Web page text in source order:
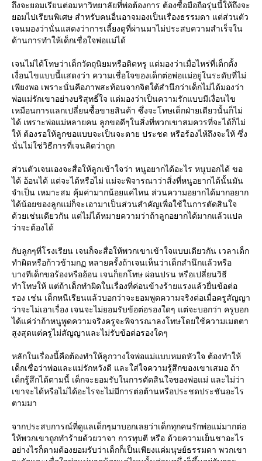
ถึงจะยอมเรียนต่อมหาวิทยาลัยที่พ่อต้องการ ต้องซื้อมือถือรุ่นนี้ให้ถึงจะ
อมไปเรียนพิเศษ สำหรับคนอื่นอาจมองเป็นเรื่องธรรมดา แต่ส่วนตัว
เจนมองว่านั่นแสดงว่าการเลี้ยงดูที่ผ่านมาไม่ประสบความสำเร็จใน
ด้านการทำให้เด็กเชื่อใจพ่อแม่ได้
เจนไม่ได้โทษว่าเด็กวัตถุนิยมหรือติดหรู แต่มองว่าเมื่อไหร่ที่เด็กตั้ง
เงื่อนไขแบบนี้แสดงว่า ความเชื่อใจของเด็กต่อพ่อแม่อยู่ในระดับที่ไม่
เพียงพอ เพราะนั่นคือภาพสะท้อนจากจิตใต้สำนึกว่าเด็กไม่ได้มองว่า
พ่อแม่รักเขาอย่างบริสุทธิ์ใจ แต่มองว่าเป็นความรักแบบมีเงื่อนไข
เหมือนการแลกเปลี่ยนซื้อขายสินค้า ซึ่งจะโทษเด็กฝ่ายเดียวนั้นก็ไม่
ได้ เพราะพ่อแม่หลายคน ลูกขอดีๆในสิ่งที่พวกเขาสมควรที่จะได้ก็ไม่
ห้ ต้องรอให้ลูกขอแบบจะเป็นจะตาย ประชด หรือร้องไห้ถึงจะให้ ซึ่ง
นั่นไม่ใช่วิธีการที่เจนคิดว่าถูก
ส่วนตัวเจนเองจะสื่อให้ลูกเข้าใจว่า หนูอยากได้อะไร หนูบอกได้ ขอ
ได้ อ้อนได้ แต่จะได้หรือไม่ แม่จะพิจารณาว่าสิ่งที่หนูอยากได้นั้นมัน
จำเป็น เหมาะสม คุ้มค่ามากน้อยแค่ไหน ส่วนความอยากได้มากอยาก
ได้น้อยของลูกแม่ก็จะเอามาเป็นส่วนสำคัญเพื่อใช้ในการตัดสินใจ
ด้วยเช่นเดียวกัน แต่ไม่ได้หมายความว่าถ้าลูกอยากได้มากแล้วแปล
ว่าจะต้องได้
กับลูกๆที่โรงเรียน เจนก็จะสื่อให้พวกเขาเข้าใจแบบเดียวกัน เวลาเด็ก
ทำผิดหรือก้าวข้ามกฏ หลายครั้งถ้าเจนเห็นว่าเด็กสำนึกแล้วหรือ
บางทีเด็กขอร้องหรืออ้อน เจนก็ยกโทษ ผ่อนปรน หรือเปลี่ยนวิธี
ทำโทษให้ แต่ถ้าเด็กทำผิดในเรื่องที่ค่อนข้างร้ายแรงแล้วยื่นข้อต่อ
รอง เช่น เด็กหนีเรียนแล้วบอกว่าจะยอมพูดความจริงต่อเมื่อครูสัญญา
ว่าจะไม่เอาเรื่อง เจนจะไม่ยอมรับข้อต่อรองใดๆ แต่จะบอกว่า ครูบอก
ได้แค่ว่าถ้าหนูพูดความจริงครูจะพิจารณาลงโทษโดยใช้ความเมตตา
สูงสุดแต่ครูไม่สัญญาและไม่รับข้อต่อรองใดๆ
หลักในเรื่องนี้คือต้องทำให้ลูกวางใจพ่อแม่แบบหมดหัวใจ ต้องทำให้
เด็กเชื่อว่าพ่อและแม่รักหวังดี และใส่ใจความรู้สึกของเขาเสมอ ถ้า
เด็กรู้สึกได้ตามนี้ เด็กจะยอมรับในการตัดสินใจของพ่อแม่ และไม่ว่า
เขาจะได้หรือไม่ได้อะไรจะไม่มีการต่อต้านหรือประชดประชันอะไร
ตามมา
จากประสบการณ์ที่ดูแลเด็กๆมาบอกเลยว่าเด็กทุกคนรักพ่อแม่มากต่อ
ห้พวกเขาถูกทำร้ายด้วยวาจา การทุบตี หรือ ด้วยความเย็นชาอะไร
อย่างไรก็ตามต้องยอมรับว่าเด็กก็เป็นเพียงแค่มนุษย์ธรรมดา พวกเขา